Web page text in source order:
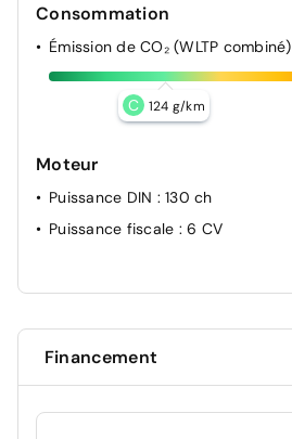
Consommation
Émission de CO₂ (WLTP combiné)
C 124 g/km
Moteur
Puissance DIN : 130 ch
Puissance fiscale : 6 CV
Financement